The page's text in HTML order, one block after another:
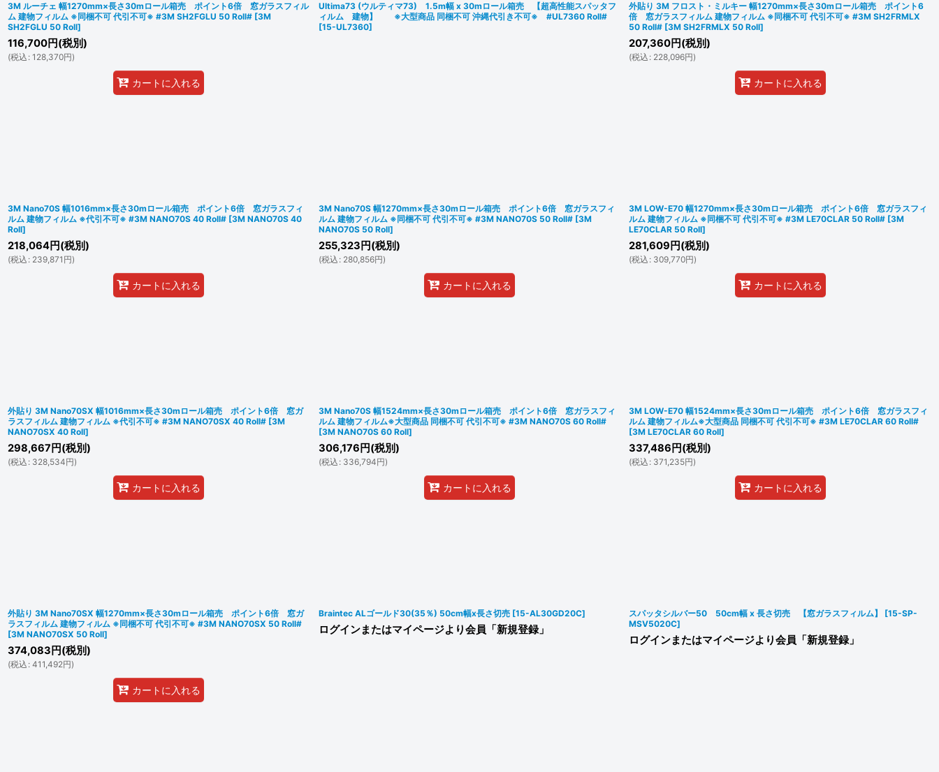
3M ルーチェ 幅1270mm×長さ30mロール箱売 ポイント6倍 窓ガラスフィル
ム 建物フィルム ※同梱不可 代引不可※ #3M SH2FGLU 50 Roll# [3M
SH2FGLU 50 Roll]
116,700円(税別)
(税込 : 128,370円)
カートに入れる
Ultima73 (ウルティマ73) 1.5m幅 x 30mロール箱売 【超高性能スパッタフ
ィルム 建物】 ※大型商品 同梱不可 沖縄代引き不可※ #UL7360 Roll#
[15-UL7360]
外貼り 3M フロスト・ミルキー 幅1270mm×長さ30mロール箱売 ポイント6
倍 窓ガラスフィルム 建物フィルム ※同梱不可 代引不可※ #3M SH2FRMLX
50 Roll# [3M SH2FRMLX 50 Roll]
207,360円(税別)
(税込 : 228,096円)
カートに入れる
3M Nano70S 幅1016mm×長さ30mロール箱売 ポイント6倍 窓ガラスフィ
ルム 建物フィルム ※代引不可※ #3M NANO70S 40 Roll# [3M NANO70S 40
Roll]
218,064円(税別)
(税込 : 239,871 円)
カートに入れる
3M Nano70S 幅1270mm×長さ30mロール箱売 ポイント6倍 窓ガラスフィ
ルム 建物フィルム ※同梱不可 代引不可※ #3M NANO70S 50 Roll# [3M
NANO70S 50 Roll]
255,323 円(税別)
(税込 : 280,856円)
カートに入れる
3M LOW-E70 幅1270mm×長さ30mロール箱売 ポイント6倍 窓ガラスフィ
ルム 建物フィルム ※同梱不可 代引不可※ #3M LE70CLAR 50 Roll# [3M
LE70CLAR 50 Roll]
281,609 円(税別)
(税込 : 309,770円)
カートに入れる
外貼り 3M Nano70SX 幅1016mm×長さ30mロール箱売 ポイント6倍 窓ガ
ラスフィルム 建物フィルム ※代引不可※ #3M NANO70SX 40 Roll# [3M
NANO70SX 40 Roll]
298,667 円(税別)
(税込 : 328,534円)
カートに入れる
3M Nano70S 幅1524mm×長さ30mロール箱売 ポイント6倍 窓ガラスフィ
ルム 建物フィルム※大型商品 同梱不可 代引不可※ #3M NANO70S 60 Roll#
[3M NANO70S 60 Roll]
306,176 円(税別)
(税込 : 336,794円)
カートに入れる
3M LOW-E70 幅1524mm×長さ30mロール箱売 ポイント6倍 窓ガラスフィ
ルム 建物フィルム※大型商品 同梱不可 代引不可※ #3M LE70CLAR 60 Roll#
[3M LE70CLAR 60 Roll]
337,486 円(税別)
(税込 : 371,235円)
カートに入れる
外貼り 3M Nano70SX 幅1270mm×長さ30mロール箱売 ポイント6倍 窓ガ
ラスフィルム 建物フィルム ※同梱不可 代引不可※ #3M NANO70SX 50 Roll#
[3M NANO70SX 50 Roll]
374,083 円(税別)
(税込 : 411,492円)
カートに入れる
Braintec ALゴールド30(35％) 50cm幅x長さ切売 [15-AL30GD20C]
ログインまたはマイページより会員「新規登録」
スパッタシルバー50 50cm幅 x 長さ切売 【窓ガラスフィルム】 [15-SP-
MSV5020C]
ログインまたはマイページより会員「新規登録」